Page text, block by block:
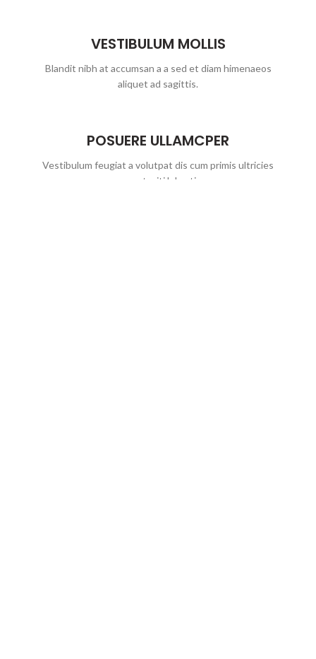
VESTIBULUM MOLLIS
Blandit nibh at accumsan a a sed et diam himenaeos
aliquet ad sagittis.
POSUERE ULLAMCPER
Vestibulum feugiat a volutpat dis cum primis ultricies
massa taciti lobortis.